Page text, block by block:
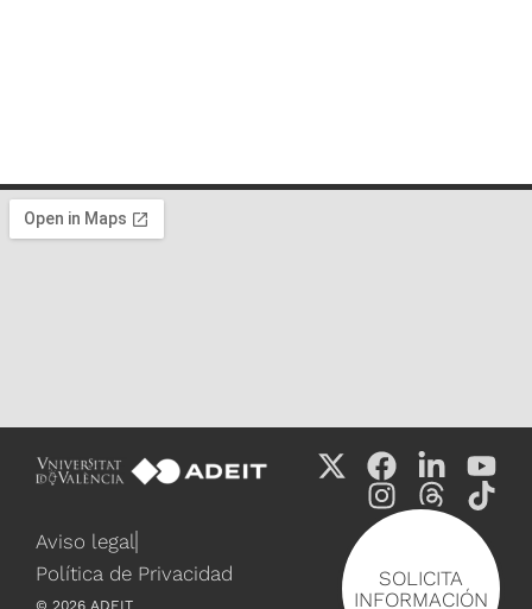
SOLICITA
INFORMACIÓN
Aviso legal
Política de Privacidad
© 2026 ADEIT